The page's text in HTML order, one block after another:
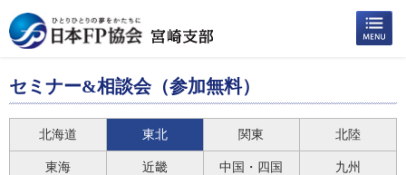
セミナー&相談会（参加無料）
北海道 東北 関東 北陸
東海 近畿 中国・四国 九州